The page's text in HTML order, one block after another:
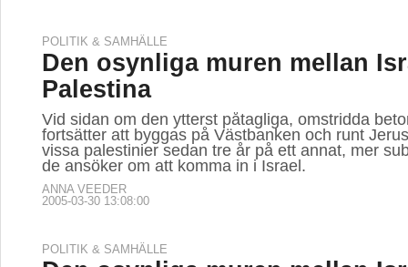
POLITIK & SAMHÄLLE
Den osynliga muren mellan
Palestina
Vid sidan om den ytterst påtagliga, omstridda
fortsätter att byggas på Västbanken och runt
vissa palestinier sedan tre år på ett annat, mer
de ansöker om att komma in i Israel.
ANNA VEEDER
2005-03-30 13:08:00
POLITIK & SAMHÄLLE